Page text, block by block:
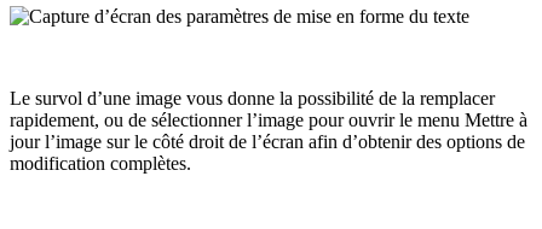
Le survol d’une image vous donne la possibilité de la remplacer
rapidement, ou de sélectionner l’image pour ouvrir le menu Mettre à
jour l’image sur le côté droit de l’écran afin d’obtenir des options de
modification complètes.